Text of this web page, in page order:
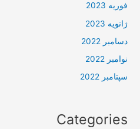
فوریه 2023
ژانویه 2023
دسامبر 2022
نوامبر 2022
سپتامبر 2022
Categories